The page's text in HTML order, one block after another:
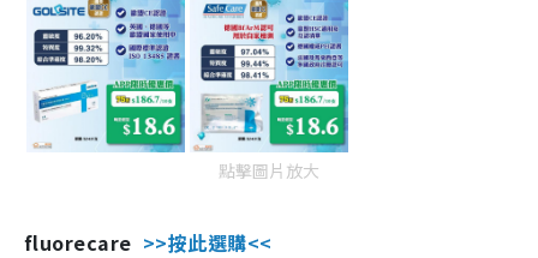
點擊圖片放大
fluorecare >>按此選購<<